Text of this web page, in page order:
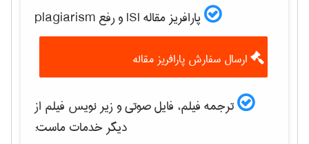
پارافریز مقاله ISI و رفع plagiarism
ارسال سفارش پارافریز مقاله
ترجمه فیلم، فایل صوتی و زیر نویس فیلم از
دیگر خدمات ماست: